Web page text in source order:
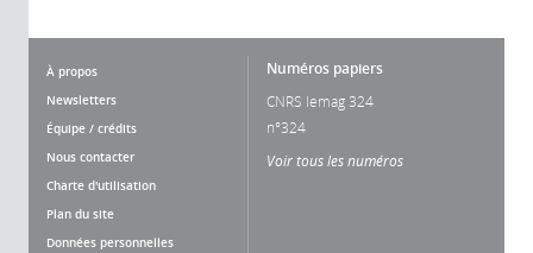
À propos
Newsletters
Équipe / crédits
Nous contacter
Charte d'utilisation
Plan du site
Données personnelles
Numéros papiers
CNRS lemag 324
n°324
Voir tous les numéros